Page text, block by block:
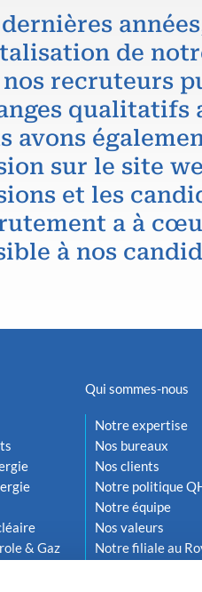
dernières
de
nos recruteurs
qualitatifs
avons
sur le site
et les
a à
à nos
& Gaz
Qui sommes-nous
Notre expertise
Nos bureaux
Nos clients
Notre politique
Notre équipe
Nos valeurs
Notre filiale au